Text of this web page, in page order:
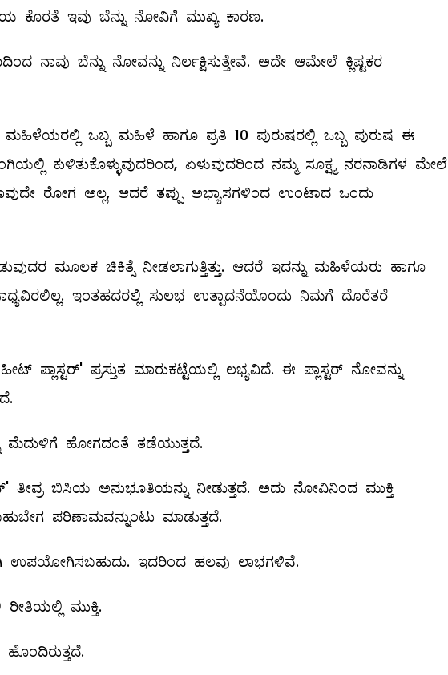
ಕೊರತೆ ಇವು ಬೆನ್ನು ನೋವಿಗೆ ಮುಖ್ಯ ಕಾರಣ.
ನಾವು ಬೆನ್ನು ನೋವನ್ನು ನಿರ್ಲಕ್ಷಿಸುತ್ತೇವೆ. ಅದೇ ಆಮೇಲೆ ಕ್ಲಿಷ್ಟಕರ
ಒಬ್ಬ ಮಹಿಳೆ ಹಾಗೂ ಪ್ರತಿ 10 ಪುರುಷರಲ್ಲಿ ಒಬ್ಬ ಪುರುಷ ಈ
ಭಂಗಿಯಲ್ಲಿ ಕುಳಿತುಕೊಳ್ಳುವುದರಿಂದ, ಏಳುವುದರಿಂದ ನಮ್ಮ ಸೂಕ್ಷ್ಮ ನರನಾಡಿಗಳ ಮೇಲೆ
ರೋಗ ಅಲ್ಲ, ಆದರೆ ತಪ್ಪು ಅಭ್ಯಾಸಗಳಿಂದ ಉಂಟಾದ ಒಂದು
ಮೂಲಕ ಚಿಕಿತ್ಸೆ ನೀಡಲಾಗುತ್ತಿತ್ತು. ಆದರೆ ಇದನ್ನು ಮಹಿಳೆಯರು ಹಾಗೂ
ಇಂತಹದರಲ್ಲಿ ಸುಲಭ ಉತ್ಪಾದನೆಯೊಂದು ನಿಮಗೆ ದೊರೆತರೆ
ಪ್ಲಾಸ್ಟರ್‌' ಪ್ರಸ್ತುತ ಮಾರುಕಟ್ಟೆಯಲ್ಲಿ ಲಭ್ಯವಿದೆ. ಈ ಪ್ಲಾಸ್ಟರ್‌ ನೋವನ್ನು
ಮೆದುಳಿಗೆ ಹೋಗದಂತೆ ತಡೆಯುತ್ತದೆ.
ತೀವ್ರ ಬಿಸಿಯ ಅನುಭೂತಿಯನ್ನು ನೀಡುತ್ತದೆ. ಅದು ನೋವಿನಿಂದ ಮುಕ್ತಿ
ಪರಿಣಾಮವನ್ನುಂಟು ಮಾಡುತ್ತದೆ.
ಉಪಯೋಗಿಸಬಹುದು. ಇದರಿಂದ ಹಲವು ಲಾಭಗಳಿವೆ.
ಮುಕ್ತಿ.